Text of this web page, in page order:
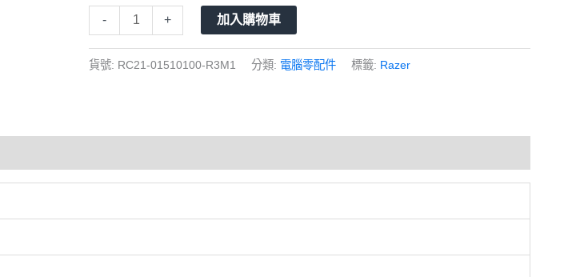
-
(含
數
+ 加入購物車
貨號: RC21-01510100-R3M1 分類: 電腦零配件 標籤: Razer